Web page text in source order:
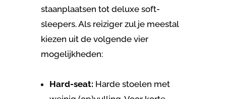
staanplaatsen tot deluxe soft-
sleepers. Als reiziger zul je meestal
kiezen uit de volgende vier
mogelijkheden:
Hard-seat: Harde stoelen met